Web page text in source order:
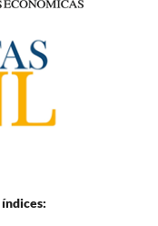
índices: